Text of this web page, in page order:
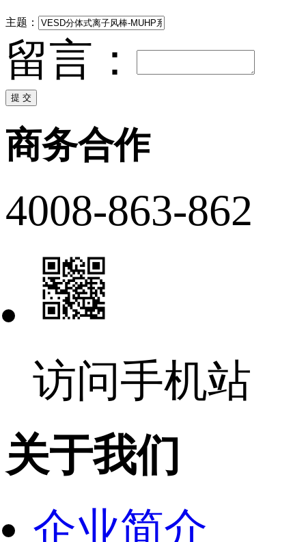
主题：
留言：
商务合作
4008-863-862
访问手机站
关于我们
企业简介